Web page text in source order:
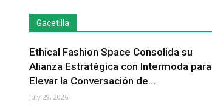
Gacetilla
Ethical Fashion Space Consolida su
Alianza Estratégica con Intermoda para
Elevar la Conversación de...
July 29, 2026